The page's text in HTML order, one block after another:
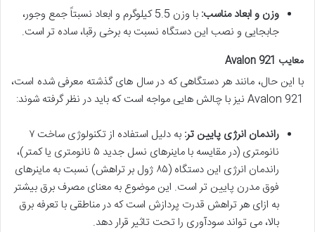
وزن و ابعاد مناسب:
با وزن 5.5 کیلوگرم و ابعاد نسبتاً جمع وجور،
جابجایی و نصب این دستگاه نسبت به برخی رقبا، ساده تر است.
معایب Avalon 921
با این حال، مانند هر دستگاهی که در سال های گذشته معرفی شده است،
Avalon 921 نیز با چالش هایی مواجه است که باید در نظر گرفته شوند:
راندمان انرژی پایین تر:
به دلیل استفاده از تکنولوژی ساخت ۷
نانومتری (در مقایسه با ماینرهای نسل جدید ۵ نانومتری یا کمتر)،
راندمان انرژی این دستگاه (۸۵ ژول بر تراهش) نسبت به ماینرهای
فوق مدرن پایین تر است. این موضوع به معنای مصرف برق بیشتر
به ازای هر تراهش قدرت پردازش است که در مناطقی با تعرفه برق
بالا، می تواند سودآوری را تحت تاثیر قرار دهد.